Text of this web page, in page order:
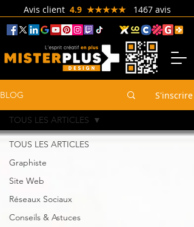
Avis client 4.9 ★★★★★ 1467 avis
BLOG S'inscrire
TOUS LES ARTICLES
Graphiste
Site Web
Réseaux Sociaux
Conseils & Astuces
TOUS LES ARTICLES